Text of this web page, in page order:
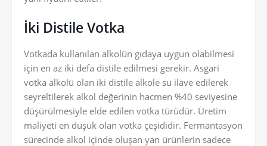
İki Distile Votka
Votkada kullanılan alkolün gıdaya uygun olabilmesi
için en az iki defa distile edilmesi gerekir. Asgari
votka alkolü olan iki distile alkole su ilave edilerek
seyreltilerek alkol değerinin hacmen %40 seviyesine
düşürülmesiyle elde edilen votka türüdür. Üretim
maliyeti en düşük olan votka çeşididir. Fermantasyon
sürecinde alkol içinde oluşan yan ürünlerin sadece